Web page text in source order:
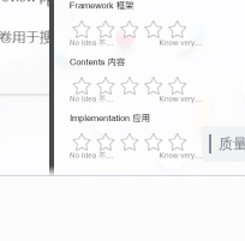
质